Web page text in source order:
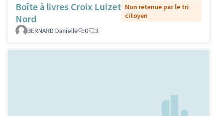
Boîte à livres Croix Luizet
Nord
Non retenue par le tri
citoyen
BERNARD Danielle
0 3